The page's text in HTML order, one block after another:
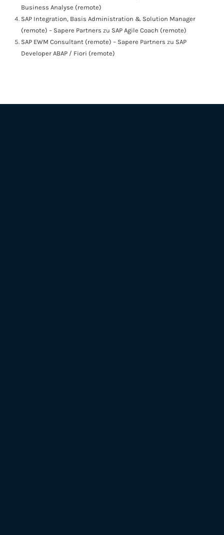
Business Analyse (remote)
SAP Integration, Basis Administration & Solution Manager
(remote) – Sapere Partners zu SAP Agile Coach (remote)
SAP EWM Consultant (remote) – Sapere Partners zu SAP
Developer ABAP / Fiori (remote)